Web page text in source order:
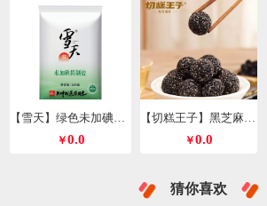
￥0.0 ￥0.0
猜你喜欢